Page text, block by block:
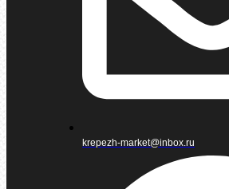
krepezh-market@inbox.ru